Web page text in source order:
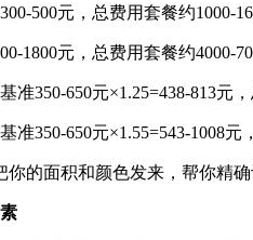
500元，总费用套餐约1000-
1800元，总费用套餐约4000-
准350-650元×1.25=438-813元
准350-650元×1.55=543-1008元
你的面积和颜色发来，帮你精确